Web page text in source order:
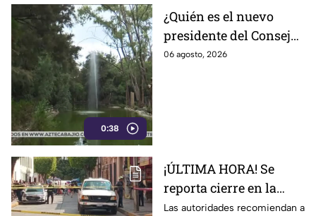
0:38
¿Quién es el nuevo
presidente del Consejo
del Zoológico de León?
06 agosto, 2026
¡ÚLTIMA HORA! Se
reporta cierre en la
calle 5 de Mayo en la
Las autoridades recomiendan a